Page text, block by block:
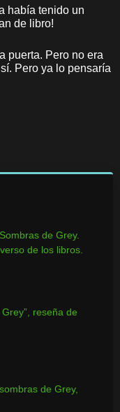
había tenido un
de libro!
puerta. Pero no era
Pero ya lo pensaría
de Grey.
de los libros.
reseña de
de Grey,